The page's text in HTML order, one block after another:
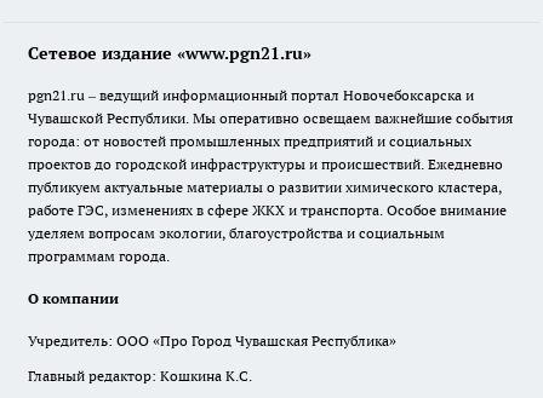
Сетевое издание «www.pgn21.ru»
pgn21.ru – ведущий информационный портал Новочебоксарска и
Чувашской Республики. Мы оперативно освещаем важнейшие события
города: от новостей промышленных предприятий и социальных
проектов до городской инфраструктуры и происшествий. Ежедневно
публикуем актуальные материалы о развитии химического кластера,
работе ГЭС, изменениях в сфере ЖКХ и транспорта. Особое внимание
уделяем вопросам экологии, благоустройства и социальным
программам города.
О компании
Учредитель: ООО «Про Город Чувашская Республика»
Главный редактор: Кошкина К.С.